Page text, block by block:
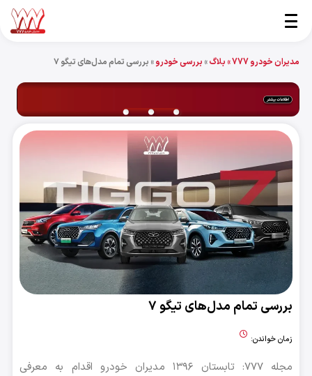
مدیران خودرو 777 » بلاگ» بررسی خودرو» بررسی تمام مدل‌های تیگو ۷
بررسی تمام مدل‌های تیگو ۷
زمان خواندن:
مجله 777: تابستان ۱۳۹۶ مدیران خودرو اقدام به معرفی